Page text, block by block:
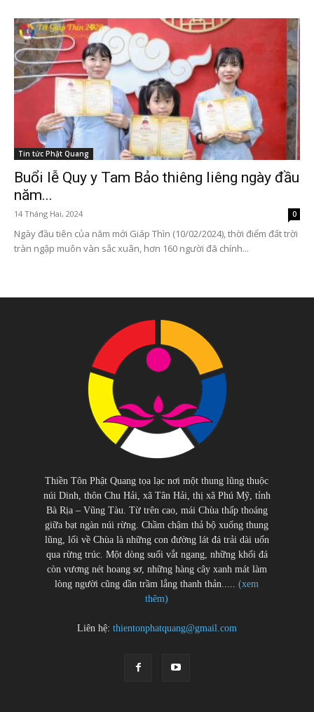
Tin tức Phật Quang
Buổi lễ Quy y Tam Bảo thiêng liêng ngày đầu
năm...
14 Tháng Hai, 2024 0
Ngày đầu tiên của năm mới Giáp Thìn (10/02/2024), thời điểm đất trời
tràn ngập muôn vàn sắc xuân, hơn 160 người đã chính...
Thiền Tôn Phật Quang tọa lạc nơi một thung lũng thuộc
núi Dinh, thôn Chu Hải, xã Tân Hải, thị xã Phú Mỹ, tỉnh
Bà Rịa – Vũng Tàu. Từ trên cao, mái Chùa thấp thoáng
giữa bạt ngàn núi rừng. Chầm chậm thả bộ xuống thung
lũng, lối về Chùa là những con đường lát đá trải dài uốn
qua rừng trúc. Một dòng suối vắt ngang, những khối đá
còn vương nét hoang sơ, những hàng cây xanh mát làm
lòng người cũng dần trầm lắng thanh thản.....(xem
thêm)
Liên hệ: thientonphatquang@gmail.com